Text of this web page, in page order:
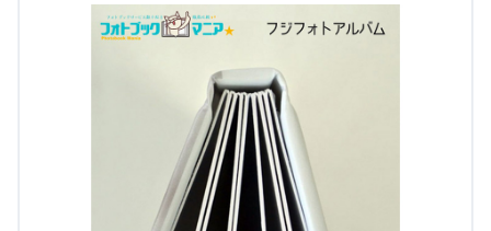
無料の半透明プラスチック製ケース
有料オプションでギフトラッピング
袋：220円（自分でラッピングが必
要）
宅急便：650円
6営業日後発送